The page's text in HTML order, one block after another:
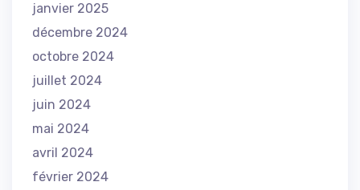
janvier 2025
décembre 2024
octobre 2024
juillet 2024
juin 2024
mai 2024
avril 2024
février 2024